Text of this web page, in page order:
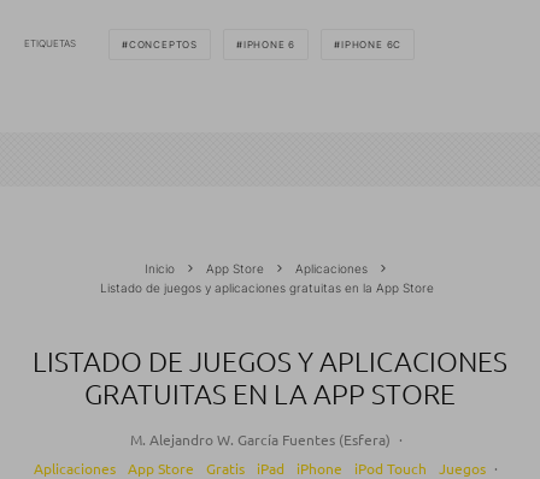
ETIQUETAS CONCEPTOS IPHONE 6 IPHONE 6C
Inicio App Store
Aplicaciones
Listado de juegos y aplicaciones gratuitas en la App Store
LISTADO DE JUEGOS Y APLICACIONES
GRATUITAS EN LA APP STORE
M. Alejandro W. García Fuentes (Esfera) ·
Aplicaciones
App Store Gratis iPad iPhone iPod Touch Juegos ·